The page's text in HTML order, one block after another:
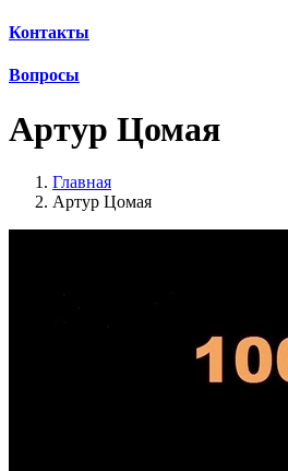
Контакты
Вопросы
Артур Цомая
Главная
Артур Цомая